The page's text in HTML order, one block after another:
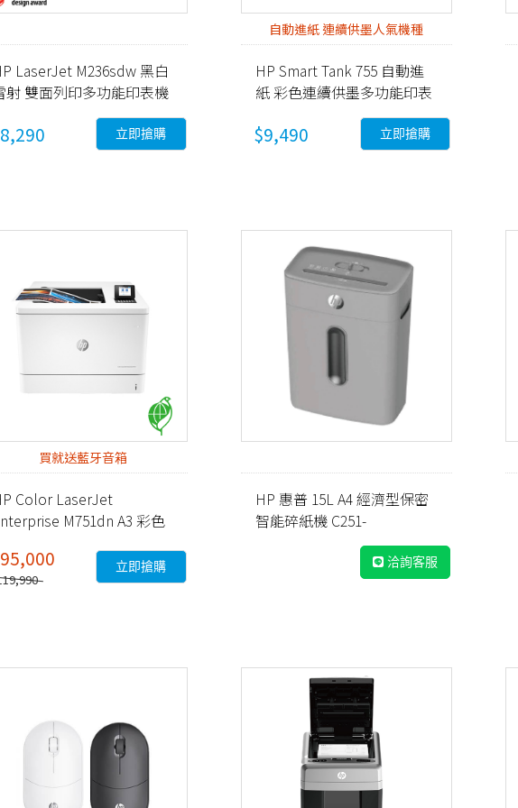
LaserJet M236sdw 黑白
射 雙面列印多功能印表機
立即搶購
自動進紙 連續供墨人氣機種
HP Smart Tank 755 自動進
紙 彩色連續供墨多功能印表
$9,490 立即搶購
買就送藍牙音箱
Color LaserJet
M751dn A3 彩色
立即搶購
HP 惠普 15L A4 經濟型保密
智能碎紙機 C251-
洽詢客服